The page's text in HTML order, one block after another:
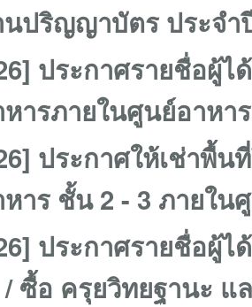
ปริญญาบัตร ประจำ
ประกาศรายชื่อผู้
ารภายในศูนย์อาห
ประกาศให้เช่าพื้
าร ชั้น 2 - 3 ภายใ
ประกาศรายชื่อผู้
/ ซื้อ ครุยวิทยฐานะ